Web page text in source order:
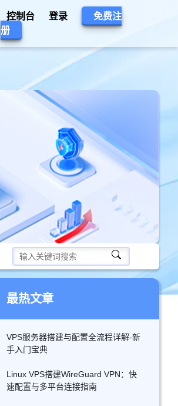
控制台 登录
免费注
册
最热文章
VPS服务器搭建与配置全流程详解-新
手入门宝典
Linux VPS搭建WireGuard VPN：快
速配置与多平台连接指南